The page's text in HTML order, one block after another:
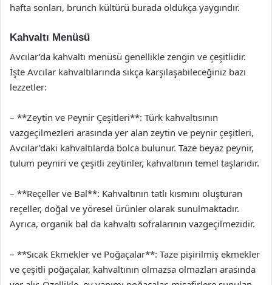
hafta sonları, brunch kültürü burada oldukça yaygındır.
Kahvaltı Menüsü
Avcılar’da kahvaltı menüsü genellikle zengin ve çeşitlidir.
İşte Avcılar kahvaltılarında sıkça karşılaşabileceğiniz bazı
lezzetler:
– **Zeytin ve Peynir Çeşitleri**: Türk kahvaltısının
vazgeçilmezleri arasında yer alan zeytin ve peynir çeşitleri,
Avcılar’daki kahvaltılarda bolca bulunur. Taze beyaz peynir,
tulum peyniri ve çeşitli zeytinler, kahvaltının temel taşlarıdır.
– **Reçeller ve Bal**: Kahvaltının tatlı kısmını oluşturan
reçeller, doğal ve yöresel ürünler olarak sunulmaktadır.
Ayrıca, organik bal da kahvaltı sofralarının vazgeçilmezidir.
– **Sıcak Ekmekler ve Poğaçalar**: Taze pişirilmiş ekmekler
ve çeşitli poğaçalar, kahvaltının olmazsa olmazları arasında